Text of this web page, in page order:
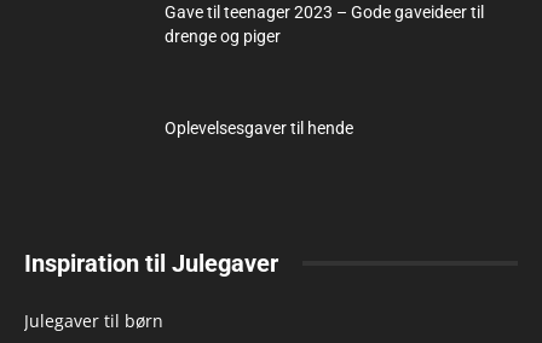
Gave til teenager 2023 – Gode gaveideer til
drenge og piger
Oplevelsesgaver til hende
Inspiration til Julegaver
Julegaver til børn